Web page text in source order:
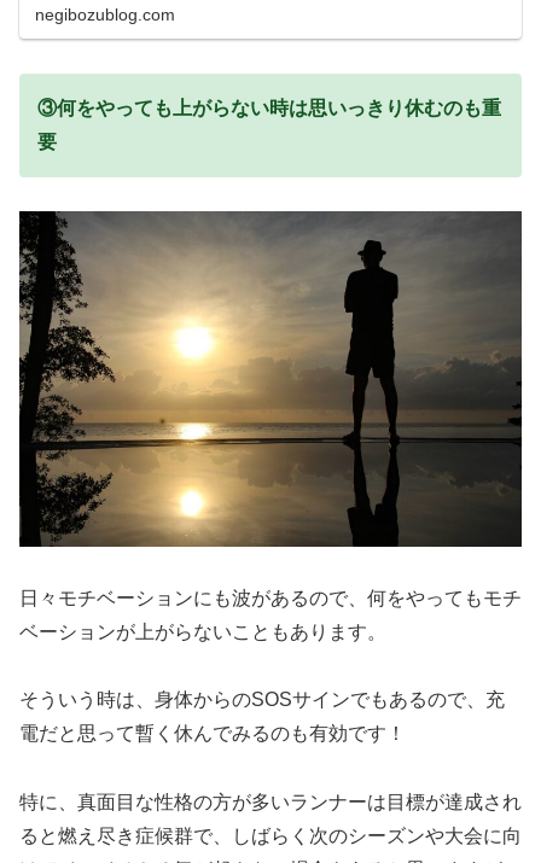
negibozublog.com
③何をやっても上がらない時は思いっきり休むのも重
要
日々モチベーションにも波があるので、何をやってもモチ
ベーションが上がらないこともあります。
そういう時は、身体からのSOSサインでもあるので、充
電だと思って暫く休んでみるのも有効です！
特に、真面目な性格の方が多いランナーは目標が達成され
ると燃え尽き症候群で、しばらく次のシーズンや大会に向